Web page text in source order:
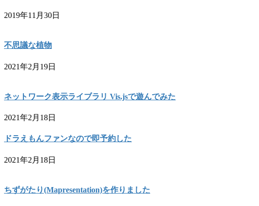
2019年11月30日
不思議な植物
2021年2月19日
ネットワーク表示ライブラリ Vis.jsで遊んでみた
2021年2月18日
ドラえもんファンなので即予約した
2021年2月18日
ちずがたり(Mapresentation)を作りました